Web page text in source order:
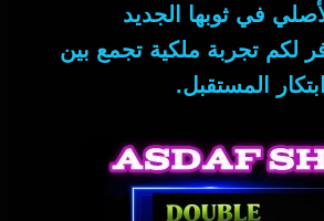
في ثوبها الجديد
لكم تجربة ملكية تجمع بين
المستقبل.